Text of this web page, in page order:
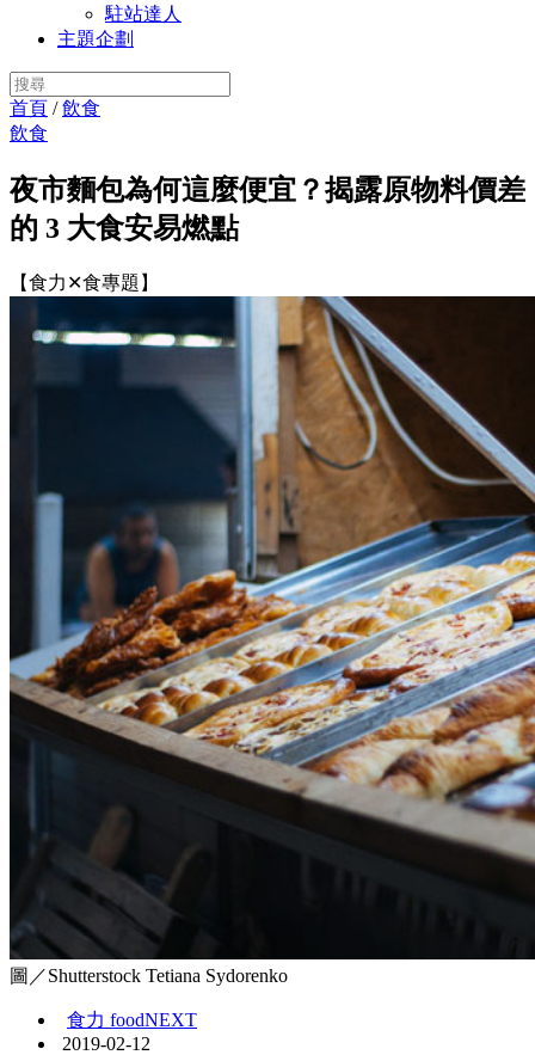
駐站達人
主題企劃
首頁 /飲食
飲食
夜市麵包為何這麼便宜？揭露原物料價差
的 3 大食安易燃點
【食力✕食專題】
圖／Shutterstock Tetiana Sydorenko
食力 foodNEXT
2019-02-12